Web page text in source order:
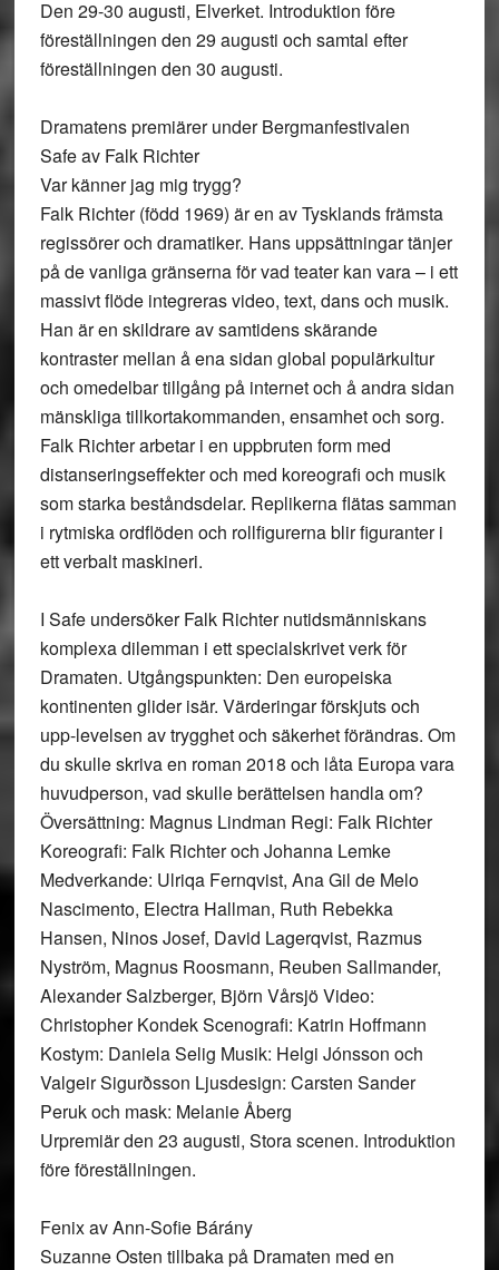
Den 29-30 augusti, Elverket. Introduktion före
föreställningen den 29 augusti och samtal efter
föreställningen den 30 augusti.
Dramatens premiärer under Bergmanfestivalen
Safe av Falk Richter
Var känner jag mig trygg?
Falk Richter (född 1969) är en av Tysklands främsta
regissörer och dramatiker. Hans uppsättningar tänjer
på de vanliga gränserna för vad teater kan vara – i ett
massivt flöde integreras video, text, dans och musik.
Han är en skildrare av samtidens skärande
kontraster mellan å ena sidan global populärkultur
och omedelbar tillgång på internet och å andra sidan
mänskliga tillkortakommanden, ensamhet och sorg.
Falk Richter arbetar i en uppbruten form med
distanseringseffekter och med koreografi och musik
som starka beståndsdelar. Replikerna flätas samman
i rytmiska ordflöden och rollfigurerna blir figuranter i
ett verbalt maskineri.
I Safe undersöker Falk Richter nutidsmänniskans
komplexa dilemman i ett specialskrivet verk för
Dramaten. Utgångspunkten: Den europeiska
kontinenten glider isär. Värderingar förskjuts och
upp-levelsen av trygghet och säkerhet förändras. Om
du skulle skriva en roman 2018 och låta Europa vara
huvudperson, vad skulle berättelsen handla om?
Översättning: Magnus Lindman Regi: Falk Richter
Koreografi: Falk Richter och Johanna Lemke
Medverkande: Ulriqa Fernqvist, Ana Gil de Melo
Nascimento, Electra Hallman, Ruth Rebekka
Hansen, Ninos Josef, David Lagerqvist, Razmus
Nyström, Magnus Roosmann, Reuben Sallmander,
Alexander Salzberger, Björn Vårsjö Video:
Christopher Kondek Scenografi: Katrin Hoffmann
Kostym: Daniela Selig Musik: Helgi Jónsson och
Valgeir Sigurðsson Ljusdesign: Carsten Sander
Peruk och mask: Melanie Åberg
Urpremiär den 23 augusti, Stora scenen. Introduktion
före föreställningen.
Fenix av Ann-Sofie Bárány
Suzanne Osten tillbaka på Dramaten med en